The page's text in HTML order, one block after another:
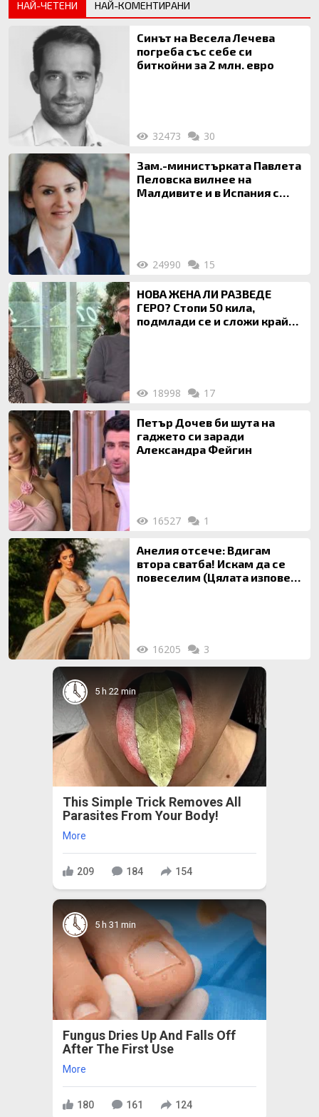
НАЙ-ЧЕТЕНИ НАЙ-КОМЕНТИРАНИ
Синът на Весела Лечева
погреба със себе си
биткойни за 2 млн. евро
32473 30
Зам.-министърката Павлета
Пеловска вилнее на
Малдивите и в Испания с
24990 15
НОВА ЖЕНА ЛИ РАЗВЕДЕ
ГЕРО? Стопи 50 кила,
подмлади се и сложи край
18998 17
Петър Дочев би шута на
гаджето си заради
Александра Фейгин
16527 1
Анелия отсече: Вдигам
втора сватба! Искам да се
повеселим (Цялата изповед
16205 3
5 h 22 min
This Simple Trick Removes All
Parasites From Your Body!
More
209 184 154
5 h 31 min
Fungus Dries Up And Falls Off
After The First Use
More
180 161 124